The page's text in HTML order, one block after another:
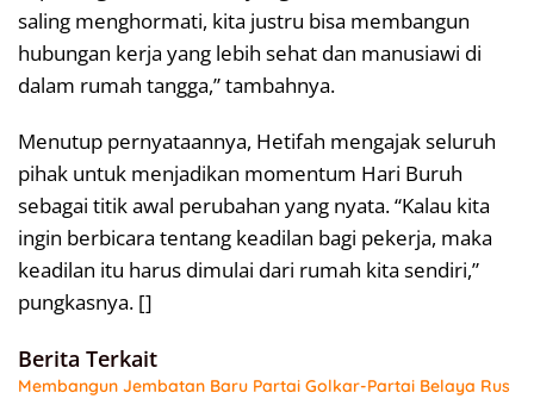
saling menghormati, kita justru bisa membangun
hubungan kerja yang lebih sehat dan manusiawi di
dalam rumah tangga,” tambahnya.
Menutup pernyataannya, Hetifah mengajak seluruh
pihak untuk menjadikan momentum Hari Buruh
sebagai titik awal perubahan yang nyata. “Kalau kita
ingin berbicara tentang keadilan bagi pekerja, maka
keadilan itu harus dimulai dari rumah kita sendiri,”
pungkasnya. []
Berita Terkait
Membangun Jembatan Baru Partai Golkar-Partai Belaya Rus